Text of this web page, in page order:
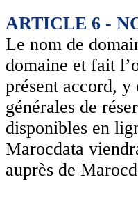
ARTICLE 6 -
Le nom de
domaine et fait
présent accord,
générales de
disponibles en
Marocdata
auprès de